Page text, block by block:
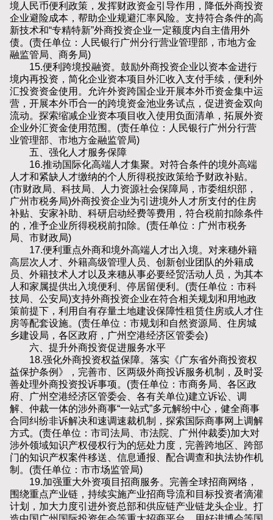
境人民币便利政策，发挥财政资金引导作用，降低外商投资
企业避险成本，帮助企业规避汇率风险。支持符合条件的高
新技术和“专精特新”外商投资企业一定额度内自主借用外
债。(责任单位：人民银行广州分行营业管理部，市地方金
融监管局、商务局)
15.便利跨境投融资。鼓励外商投资企业以资本金进行
境内再投资，简化企业资本项目外汇收入支付手续，便利外
汇投资资金使用。允许外资跨国企业开展本外币资金集中运
营，开展本外币合一的跨境资金池业务试点，促进资金双向
流动。探索缩减企业资本项目收入使用负面清单，拓展外资
企业外汇资金使用范围。(责任单位：人民银行广州分行营
业管理部、市地方金融监管局)
五、强化人才服务保障
16.推动国际化高端人才集聚。对符合条件的境外高端
人才和紧缺人才缴纳的个人所得税按政策给予财政补贴。
(市财政局、科技局、人力资源社会保障局，市委组织部，
广州市税务局)外商投资企业为引进境外人才所支付的住房
补贴、安家补助、科研启动经费等费用，符合税前扣除条件
的，准予企业所得税税前扣除。(责任单位：广州市税务
局、市财政局)
17.便利重点外商和境外高端人才出入境。对来穗外籍
高层次人才、外籍高级管理人员、创新创业团队的外籍成
员、外籍技术人才以及来穗从事必要经贸活动人员，为其本
人和家属提供出入境便利、停居留便利。(责任单位：市科
技局、公安局)支持外商投资企业在符合相关规划和用地政
策前提下，利用自有存量土地建设保障性租赁住房或人才住
房等配套设施。(责任单位：市规划和自然资源局、住房城
乡建设局，各区政府，广州空港经济区管委会)
六、提升外商投资促进服务水平
18.强化外商投资权益保障。落实《广东省外商投资权
益保护条例》，完善市、区两级外商投诉服务机制，及时妥
善处理外商投资投诉事项。(责任单位：市商务局、各区政
府、广州空港经济区管委会、各有关单位)建立诉讼、调
解、仲裁一体的涉外商事“一站式”多元解纷中心，健全商事
合同纠纷非诉解决和速调速裁机制，探索国际商事网上调解
方式。(责任单位：市司法局、市法院、广州仲裁委)加大对
涉外领域知识产权侵权行为的惩处力度，完善跨地区、跨部
门的知识产权案件移送、信息通报、配合调查和执法协作机
制。(责任单位：市市场监管局)
19.加强重大外资项目招商服务。完善全球招商网络，
围绕重点产业链，持续实施产业招商导流和目标投资者滴灌
计划，加大力度引进外资总部和供应链产业链龙头企业。打